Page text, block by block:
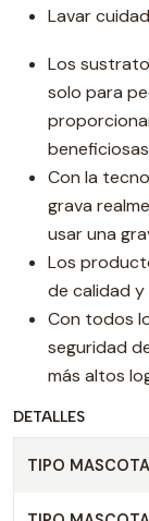
Lavar
Los
solo para
Con la
grava
usar una
Los
de calidad y
Con todos
seguridad
más altos
DETALLES
TIPO